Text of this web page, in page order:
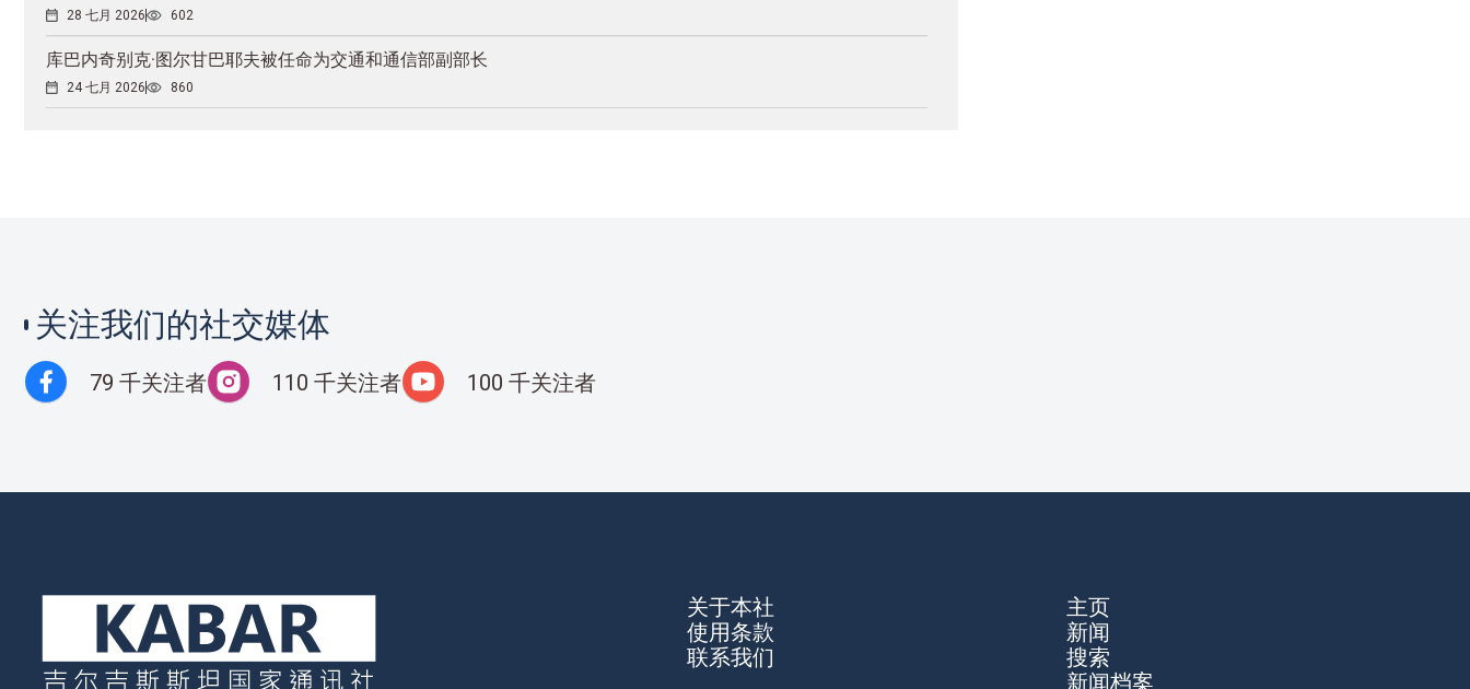
28 七月 2026 602
库巴内奇别克·图尔甘巴耶夫被任命为交通和通信部副部长
24 七月 2026 860
关注我们的社交媒体
79 千关注者 110 千关注者 100 千关注者
关于本社
使用条款
联系我们
主页
新闻
搜索
新闻档案